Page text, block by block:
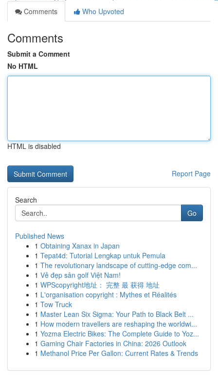
Comments
Who Upvoted
Comments
Submit a Comment
No HTML
HTML is disabled
Report Page
Search
Go
Published News
1 Obtaining Xanax in Japan
1 Tepat4d: Tutorial Lengkap untuk Pemula
1 The revolutionary landscape of cutting-edge com...
1 Vẻ đẹp sân golf Việt Nam!
1 WPScopyright地址： 完整 最 获得 地址
1 L'organisation copyright : Mythes et Réalités
1 Tow Truck
1 Master Lean Six Sigma: Your Path to Black Belt ...
1 How modern travellers are reshaping the worldwi...
1 Yozma Electric Bikes: The Complete Guide to Yoz...
1 Gaming Chair Factories in China: 2026 Outlook
1 Methanol Price Per Gallon: Current Rates & Trends